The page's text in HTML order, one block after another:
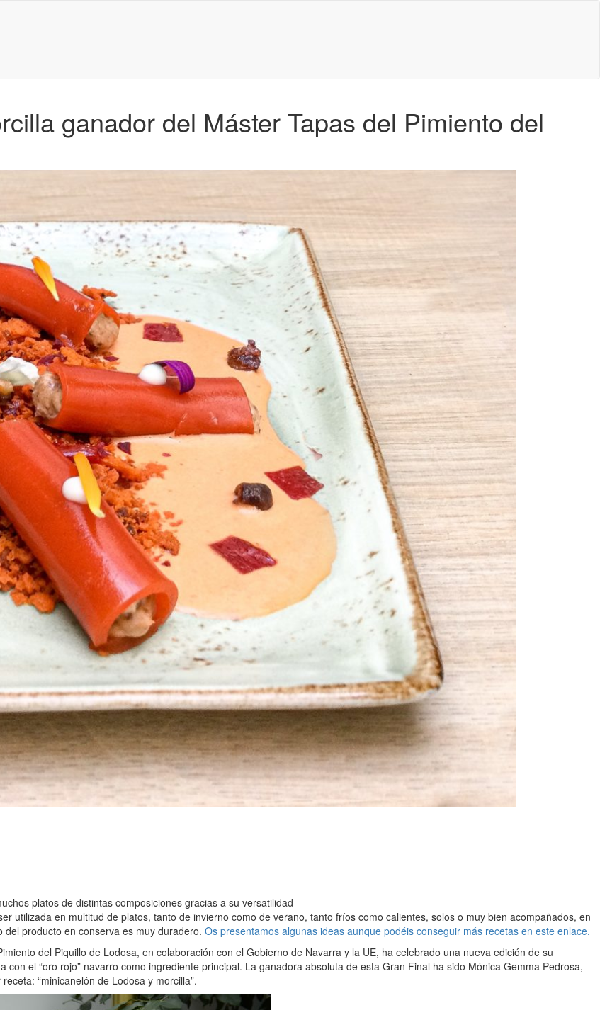
ganador del Máster Tapas del Pimiento del
platos de distintas composiciones gracias a su versatilidad
utilizada en multitud de platos, tanto de invierno como de verano, tanto fríos como calientes, solos o muy bien acompañados, en
producto en conserva es muy duradero. Os presentamos algunas ideas aunque podéis conseguir más recetas en este enlace.
del Piquillo de Lodosa, en colaboración con el Gobierno de Navarra y la UE, ha celebrado una nueva edición de su
el “oro rojo” navarro como ingrediente principal. La ganadora absoluta de esta Gran Final ha sido Mónica Gemma Pedrosa,
“minicanelón de Lodosa y morcilla”.